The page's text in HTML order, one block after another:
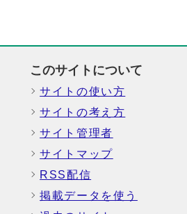
このサイトについて
サイトの使い方
サイトの考え方
サイト管理者
サイトマップ
RSS配信
掲載データを使う